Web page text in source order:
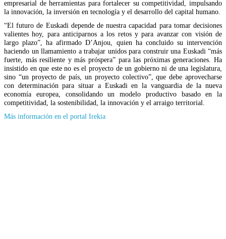
empresarial de herramientas para fortalecer su competitividad, impulsando
la innovación, la inversión en tecnología y el desarrollo del capital humano.
“El futuro de Euskadi depende de nuestra capacidad para tomar decisiones
valientes hoy, para anticiparnos a los retos y para avanzar con visión de
largo plazo”, ha afirmado D’Anjou, quien ha concluido su intervención
haciendo un llamamiento a trabajar unidos para construir una Euskadi “más
fuerte, más resiliente y más próspera” para las próximas generaciones. Ha
insistido en que este no es el proyecto de un gobierno ni de una legislatura,
sino “un proyecto de país, un proyecto colectivo”, que debe aprovecharse
con determinación para situar a Euskadi en la vanguardia de la nueva
economía europea, consolidando un modelo productivo basado en la
competitividad, la sostenibilidad, la innovación y el arraigo territorial.
Más información en el portal Irekia(Se